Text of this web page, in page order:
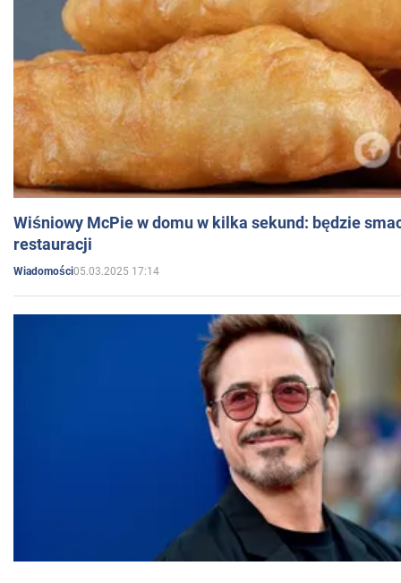
Wiśniowy McPie w domu w kilka sekund: będzie
restauracji
Wiadomości05.03.2025 17:14